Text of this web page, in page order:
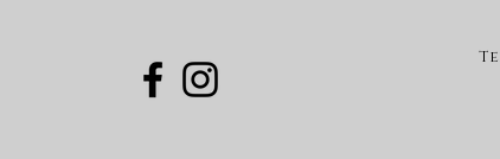
DIESEL JEANS MOD. D-
MAISON MARGIELA